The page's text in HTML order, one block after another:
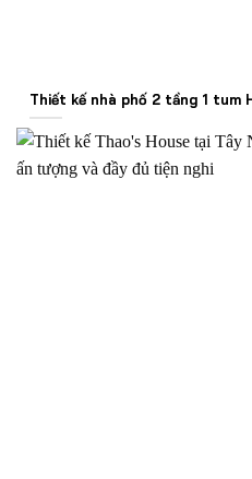
Thiết kế nhà phố 2 tầng 1 tum